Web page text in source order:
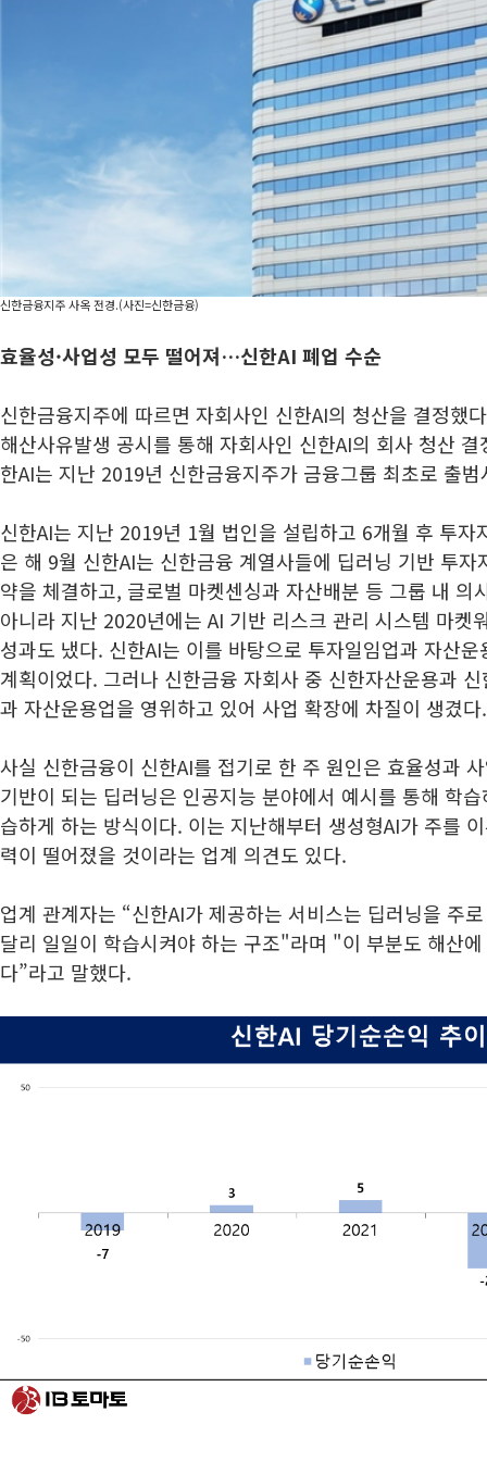
신한금융지주 사옥 전경.(사진=신한금융)
효율성·사업성 모두 떨어져…신한AI 폐업 수순
신한금융지주에 따르면 자회사인 신한AI의 청산을 결정했
해산사유발생 공시를 통해 자회사인 신한AI의 회사 청산
한AI는 지난 2019년 신한금융지주가 금융그룹 최초로 출
신한AI는 지난 2019년 1월 법인을 설립하고 6개월 후 투자
은 해 9월 신한AI는 신한금융 계열사들에 딥러닝 기반 투
약을 체결하고, 글로벌 마켓센싱과 자산배분 등 그룹 내 의
아니라 지난 2020년에는 AI 기반 리스크 관리 시스템 마켓
성과도 냈다. 신한AI는 이를 바탕으로 투자일임업과 자산
계획이었다. 그러나 신한금융 자회사 중 신한자산운용과
과 자산운용업을 영위하고 있어 사업 확장에 차질이 생겼다.
사실 신한금융이 신한AI를 접기로 한 주 원인은 효율성과
기반이 되는 딥러닝은 인공지능 분야에서 예시를 통해 학
습하게 하는 방식이다. 이는 지난해부터 생성형AI가 주를
력이 떨어졌을 것이라는 업계 의견도 있다.
업계 관계자는 “신한AI가 제공하는 서비스는 딥러닝을 주
달리 일일이 학습시켜야 하는 구조"라며 "이 부분도 해산
다”라고 말했다.